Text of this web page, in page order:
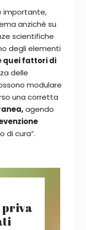
importante,
anziché su
scientifiche
degli elementi
quei fattori di
delle
modulare
una corretta
agendo
di cura”.